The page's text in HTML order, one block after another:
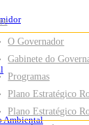
O Governador
Gabinete do
Programas
Plano Estratégico
Plano Estratégico
Ambiental